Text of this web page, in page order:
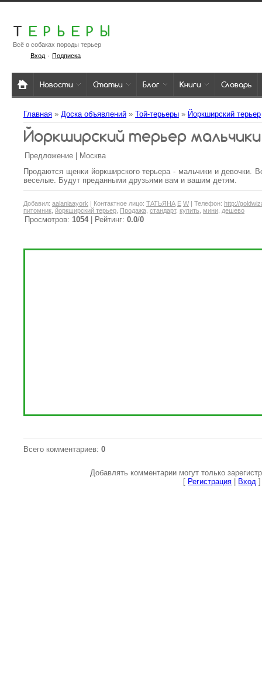
Т ЕРЬЕРЫ
Всё о собаках породы терьер
Вход· Подписка
Новости Статьи Блог Книги Словарь
Главная » Доска объявлений » Той-терьеры » Йоркширский терьер
Йоркширский терьер
Предложение | Москва
Продаются щенки йоркширского терьера - мальчики и девочки.
веселые. Будут преданными друзьями вам и вашим детям.
Добавил: aalaniaayork | Контактное лицо: ТАТЬЯНА E W | Телефон: http://
питомник йоркширский терьер Продажа стандарт, купить мини дешево
Просмотров: 1054| Рейтинг: 0.0/0
Всего комментариев: 0
Добавлять комментарии могут только
[ Регистрация Вход ]